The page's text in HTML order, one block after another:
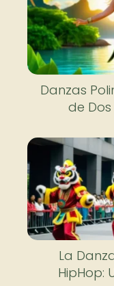
Danzas
de
La
HipHop: